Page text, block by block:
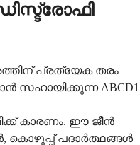
പ്രത്യേക തരം
ABCD1
കാരണം. ഈ ജീൻ
കൊഴുപ്പ് പദാർത്ഥങ്ങൾ